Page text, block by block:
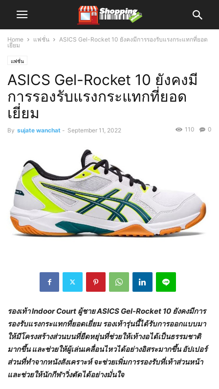
Home แฟชั่น
ASICS Gel-Rocket 10 ยังคงมีการรองรับแรงกระแทกที่ยอด
เยี่ยม
แฟชั่น
ASICS Gel-Rocket 10 ยังคงมี
การรองรับแรงกระแทกที่ยอด
เยี่ยม
By sujate wanchat - September 11, 2022 0
110
รองเท้าIndoor Court ผู้ชาย ASICS Gel-Rocket 10 ยังคงมีการ
รองรับแรงกระแทกที่ยอดเยี่ยม รองเท้ารุ่นนี้ได้รับการออกแบบมา
ให้มีโครงสร้างส่วนบนที่ยืดหยุ่นที่ช่วยให้เท้างอได้เป็นธรรมชาติ
มากขึ้น และช่วยให้ผู้เล่นเคลื่อนไหวได้อย่างอิสระมากขึ้น อัปเปอร์
ส่วนที่ทำจากหนังสังเคราะห์ จะช่วยเพิ่มการรองรับที่เท้าส่วนหน้า
และช่วยให้นักกีฬาวิ่งตัดได้อย่างมั่นใจ